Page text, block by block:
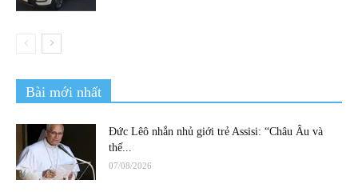
Bài mới nhất
Đức Lêô nhắn nhủ giới trẻ Assisi: “Châu Âu và
thế...
07/08/2026